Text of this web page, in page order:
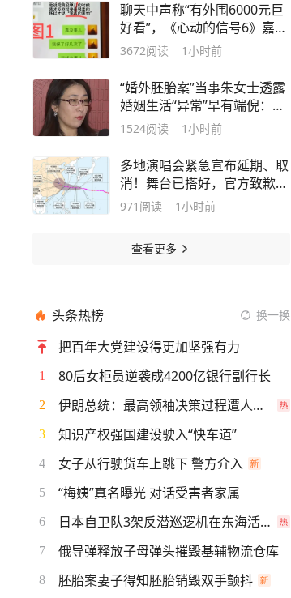
聊天中声称“有外围6000元巨
好看”，《心动的信号6》嘉宾
侯卓成发长文致歉：口嗨顺嘴
熟，聊天话题不当
3672阅读 1小时前
“婚外胚胎案”当事朱女士透露
婚姻生活“异常”早有端倪：丈
夫常年边界感模糊，身边各种
权，自己知情却无力干预
1524阅读 1小时前
多地演唱会紧急宣布延期、取
消！舞台已搭好，官方致歉称
“不可抗力”
971 阅读 1小时前
查看更多
头条热榜 换一换
把百年大党建设得更加坚强有力
1 80后女柜员逆袭成4200亿银行副行长
2 伊朗总统：最高领袖决策过程遭人利用
3 知识产权强国建设驶入“快车道”
4 女子从行驶货车上跳下 警方介入
5 “梅姨”真名曝光 对话受害者家属
6 日本自卫队3架反潜巡逻机在东海活动
7 俄导弹释放子母弹头摧毁基辅物流仓库
8 胚胎案妻子得知胚胎销毁双手颤抖